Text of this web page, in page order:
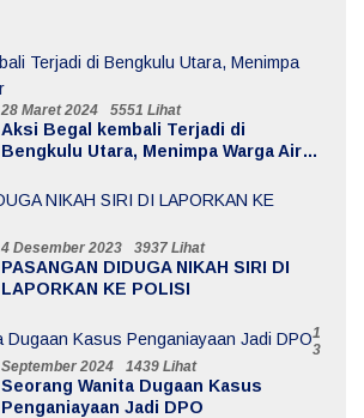
28 Maret 2024 5551 Lihat
Aksi Begal kembali Terjadi di
Bengkulu Utara, Menimpa Warga Air
4 Desember 2023 3937 Lihat
PASANGAN DIDUGA NIKAH SIRI DI
LAPORKAN KE POLISI
1
3
September 2024
1439 Lihat
Seorang Wanita Dugaan Kasus
Penganiayaan Jadi DPO